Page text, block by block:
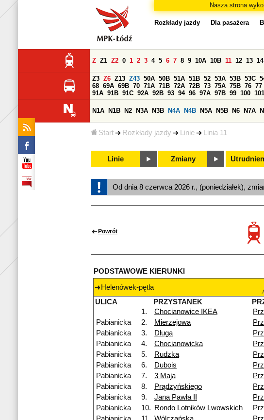
Nasza strona
Start Rozkłady jazdy Linie Linia 11
Rozkłady jazdy Dla pasażera
Z Z1 Z2 0 1 2 3 4 5 6 7 8 9 10A 10B 11 12 13 14
Z3 Z6 Z13 Z43 50A 50B 51A 51B 52 53A 53B 53C
68 69A 69B 70 71A 71B 72A 72B 73 75A 75B 76 77
91A 91B 91C 92A 92B 93 94 96 97A 97B 99 100 101
N1A N1B N2 N3A N3B N4A N4B N5A N5B N6 N7A
Linie Zmiany
Od dnia 8 czerwca 2026 r., (poniedziałek),
Powrót
PODSTAWOWE KIERUNKI
Helenówek-pętla
ULICA
PRZYSTANEK
1.
Chocianowice IKEA
Pabianicka
2. Mierzejowa
Pabianicka
3. Długa
Pabianicka
4. Chocianowicka
Pabianicka
5. Rudzka
Pabianicka
6. Dubois
Pabianicka
7. 3 Maja
Pabianicka
8. Prądzyńskiego
Pabianicka
9. Jana Pawła II
Pabianicka
10. Rondo Lotników Lwowskich